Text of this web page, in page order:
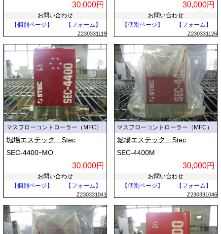
30,000円
お問い合わせ
【個別ページ】
【フォーム】
Z230331119
30,000円
お問い合わせ
【個別ページ】
【フォーム】
Z230331126
マスフローコントローラー（MFC）
堀場エステック Stec
SEC-4400ｰMO
30,000円
お問い合わせ
【個別ページ】
【フォーム】
Z230331041
マスフローコントローラー（MFC）
堀場エステック Stec
SEC-4400M
30,000円
お問い合わせ
【個別ページ】
【フォーム】
Z230331046